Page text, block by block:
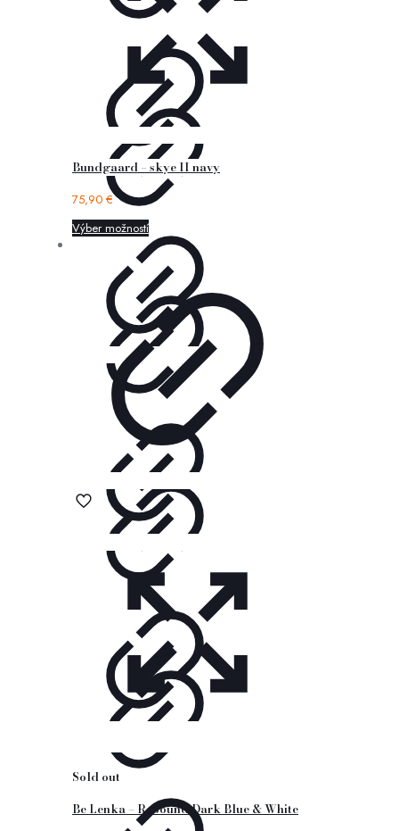
Bundgaard – skye II navy
75,90 €
Výber možností
Sold out
Be Lenka – Rebound Dark Blue & White